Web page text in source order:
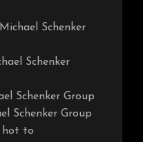
Schenker
Schenker
Schenker Group
Schenker Group
hot to